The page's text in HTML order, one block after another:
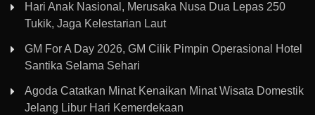
Hari Anak Nasional, Merusaka Nusa Dua Lepas 250
Tukik, Jaga Kelestarian Laut
GM For A Day 2026, GM Cilik Pimpin Operasional Hotel
Santika Selama Sehari
Agoda Catatkan Minat Kenaikan Minat Wisata Domestik
Jelang Libur Hari Kemerdekaan